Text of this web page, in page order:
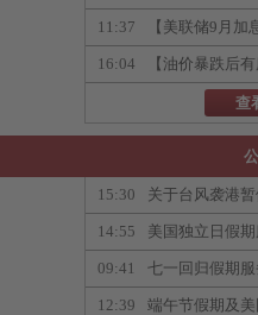
11:37 【美联储9月加
16:04 【油价暴跌后
查
15:30 关于台风袭港
14:55 美国独立日假
09:41 七一回归假期
12:39 端午节假期及